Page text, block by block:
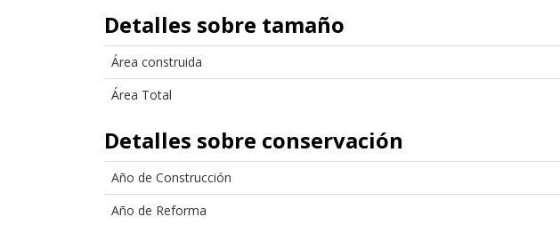
Detalles sobre tamaño
Área construida
Área Total
Detalles sobre conservación
Año de Construcción
Año de Reforma